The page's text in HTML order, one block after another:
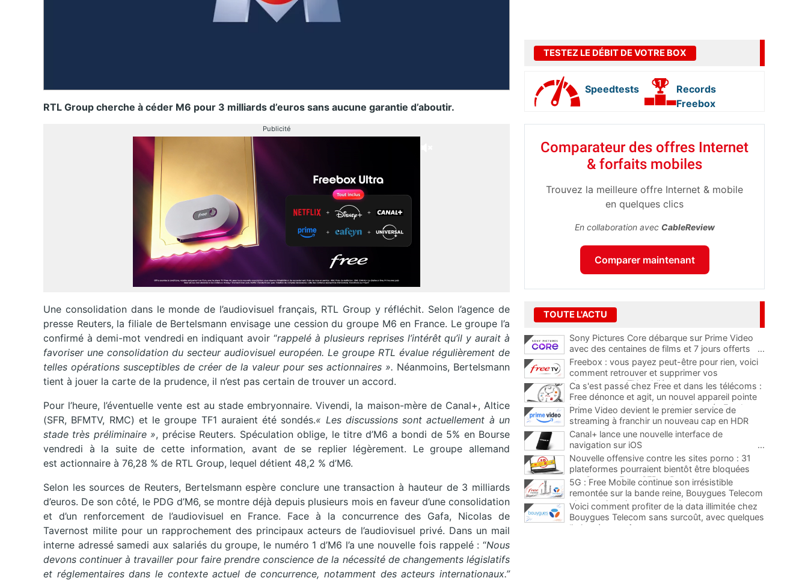
RTL Group cherche à céder M6 pour 3 milliards d’euros sans aucune garantie d’aboutir.
Publicité
Une consolidation dans le monde de l’audiovisuel français, RTL Group y réfléchit. Selon l’agence de
presse Reuters, la filiale de Bertelsmann​ envisage une cession du groupe M6 en France. Le groupe l’a
confirmé à demi-mot vendredi en indiquant avoir “rappelé à plusieurs reprises l’intérêt qu’il y aurait à
favoriser une consolidation du secteur audiovisuel européen. Le groupe RTL évalue régulièrement de
telles opérations susceptibles de créer de la valeur pour ses actionnaires ». Néanmoins, Bertelsmann​
tient à jouer la carte de la prudence, il n’est pas certain de trouver un accord.
Pour l’heure, l’éventuelle vente est au stade embryonnaire. Vivendi, la maison-mère de Canal+, Altice
(SFR, BFMTV, RMC) et le groupe TF1 auraient été sondés.« Les discussions sont actuellement à un
stade très préliminaire », précise Reuters. Spéculation oblige, le titre d’M6 a bondi de 5% en Bourse
vendredi à la suite de cette information, avant de se replier légèrement. Le groupe allemand
est actionnaire à 76,28 % de RTL Group, lequel détient 48,2 % d’M6.
Selon les sources de Reuters, Bertelsmann espère conclure une transaction à hauteur de 3 milliards
d’euros. De son côté, le PDG d’M6, se montre déjà depuis plusieurs mois en faveur d’une consolidation
et d’un renforcement de l’audiovisuel en France. Face à la concurrence des Gafa, Nicolas de
Tavernost milite pour un rapprochement des principaux acteurs de l’audiovisuel privé. Dans un mail
interne adressé samedi aux salariés du groupe, le numéro 1 d’M6 l’a une nouvelle fois rappelé : “Nous
devons continuer à travailler pour faire prendre conscience de la nécessité de changements législatifs
et réglementaires dans le contexte actuel de concurrence, notamment des acteurs internationaux.”
TESTEZ LE DÉBIT DE VOTRE BOX
Speedtests
Records
Freebox
Comparateur des offres Internet
& forfaits mobiles
Trouvez la meilleure offre Internet & mobile
en quelques clics
En collaboration avec CableReview
Comparer maintenant
TOUTE L'ACTU
Sony Pictures Core débarque sur Prime Video
avec des centaines de films et 7 jours offerts
...
Freebox : vous payez peut-être pour rien, voici
comment retrouver et supprimer vos
abonnements TV oubliés
...
Ca s'est passé chez Free et dans les télécoms :
Free dénonce et agit, un nouvel appareil pointe
le bout de son nez chez des abonnés Freebox...
Prime Video devient le premier service de
streaming à franchir un nouveau cap en HDR
avec ce lancement
Canal+ lance une nouvelle interface de
navigation sur iOS
...
Nouvelle offensive contre les sites porno : 31
plateformes pourraient bientôt être bloquées
par Orange, Free, SFR et Bouygues
5G : Free Mobile continue son irrésistible
remontée sur la bande reine, Bouygues Telecom
plus que jamais sous pression
Voici comment profiter de la data illimitée chez
Bouygues Telecom sans surcoût, avec quelques
limites à connaître